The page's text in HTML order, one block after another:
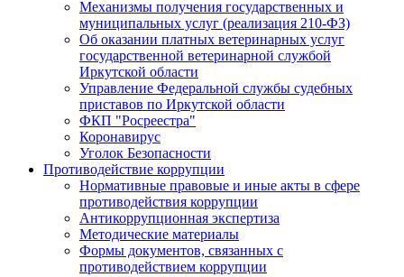
Механизмы получения государственных и
муниципальных услуг (реализация 210-ФЗ)
Об оказании платных ветеринарных услуг
государственной ветеринарной службой
Иркутской области
Управление Федеральной службы судебных
приставов по Иркутской области
ФКП "Росреестра"
Коронавирус
Уголок Безопасности
Противодействие коррупции
Нормативные правовые и иные акты в сфере
противодействия коррупции
Антикоррупционная экспертиза
Методические материалы
Формы документов, связанных с
противодействием коррупции